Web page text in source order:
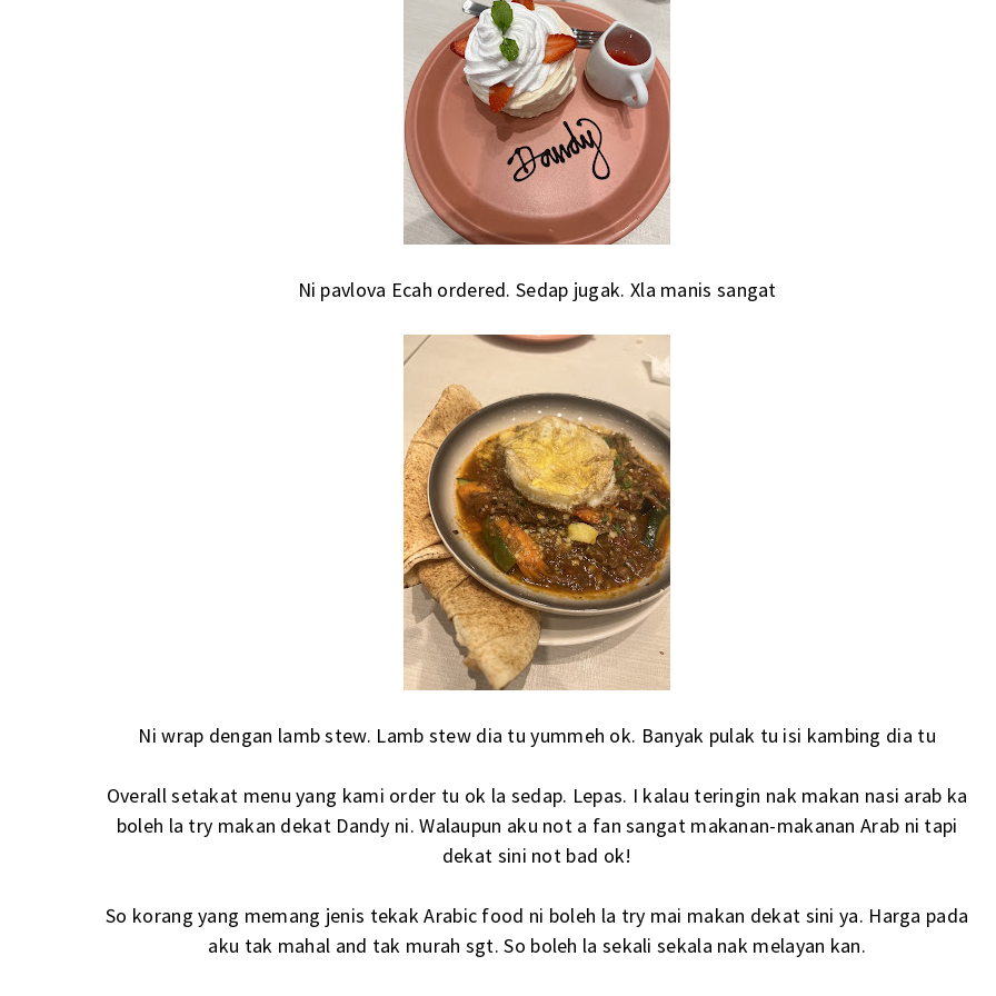
Ni pavlova Ecah ordered. Sedap jugak. Xla manis sangat
Ni wrap dengan lamb stew. Lamb stew dia tu yummeh ok. Banyak pulak tu isi kambing dia tu
Overall setakat menu yang kami order tu ok la sedap. Lepas. I kalau teringin nak makan nasi arab ka
boleh la try makan dekat Dandy ni. Walaupun aku not a fan sangat makanan-makanan Arab ni tapi
dekat sini not bad ok!
So korang yang memang jenis tekak Arabic food ni boleh la try mai makan dekat sini ya. Harga pada
aku tak mahal and tak murah sgt. So boleh la sekali sekala nak melayan kan.